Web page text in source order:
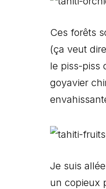
Ces forêts
(ça veut
le piss-piss
goyavier
Je suis
un copieux